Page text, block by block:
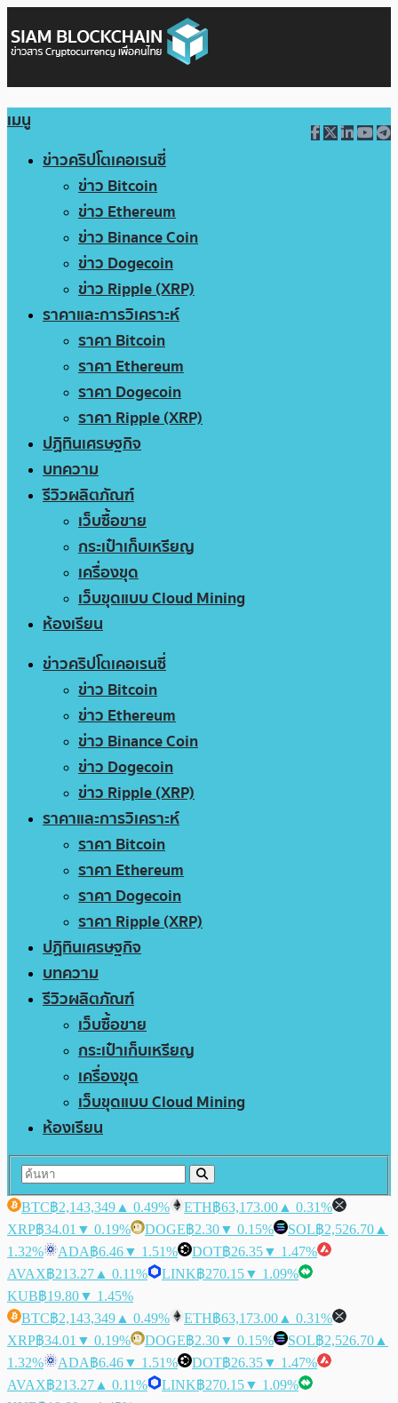
เมนู
ข่าวคริปโตเคอเรนซี่
ข่าว Bitcoin
ข่าว Ethereum
ข่าว Binance Coin
ข่าว Dogecoin
ข่าว Ripple (XRP)
ราคาและการวิเคราะห์
ราคา Bitcoin
ราคา Ethereum
ราคา Dogecoin
ราคา Ripple (XRP)
ปฏิทินเศรษฐกิจ
บทความ
รีวิวผลิตภัณฑ์
เว็บซื้อขาย
กระเป๋าเก็บเหรียญ
เครื่องขุด
เว็บขุดแบบ Cloud Mining
ห้องเรียน
ข่าวคริปโตเคอเรนซี่
ข่าว Bitcoin
ข่าว Ethereum
ข่าว Binance Coin
ข่าว Dogecoin
ข่าว Ripple (XRP)
ราคาและการวิเคราะห์
ราคา Bitcoin
ราคา Ethereum
ราคา Dogecoin
ราคา Ripple (XRP)
ปฏิทินเศรษฐกิจ
บทความ
รีวิวผลิตภัณฑ์
เว็บซื้อขาย
กระเป๋าเก็บเหรียญ
เครื่องขุด
เว็บขุดแบบ Cloud Mining
ห้องเรียน
BTC฿2,143,349 ▲ 0.49% ETH฿63,173.00 ▲ 0.31%
XRP฿34.01 ▼ 0.19% DOGE฿2.30▼ 0.15% SOL฿2,526.70 ▲
1.32%
ADA฿6.46▼ 1.51% DOT฿26.35▼ 1.47%
AVAX฿213.27 ▲ 0.11% LINK฿270.15▼ 1.09%
KUB฿19.80▼ 1.45%
BTC฿2,143,349 ▲ 0.49% ETH฿63,173.00 ▲ 0.31%
XRP฿34.01 ▼ 0.19% DOGE฿2.30▼ 0.15% SOL฿2,526.70 ▲
1.32%
ADA฿6.46▼ 1.51% DOT฿26.35▼ 1.47%
AVAX฿213.27 ▲ 0.11% LINK฿270.15▼ 1.09%